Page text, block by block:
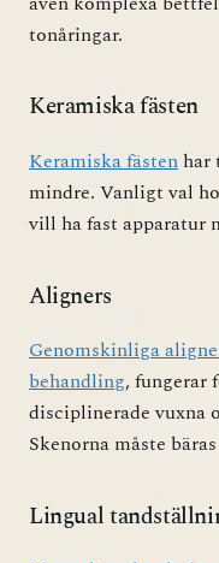
tonåringar.
Keramiska fästen
Keramiska fästen har
mindre. Vanligt val
vill ha fast apparatur
Aligners
Genomskinliga
behandling, fungerar
disciplinerade vuxna
Skenorna måste
Lingual